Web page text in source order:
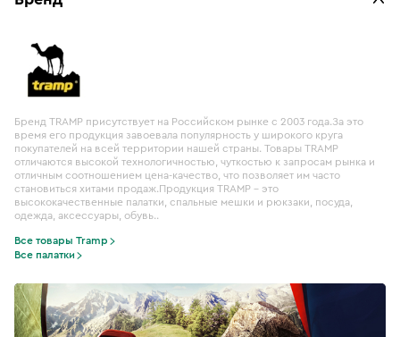
Бренд TRAMP присутствует на Российском рынке с 2003 года.За это
время его продукция завоевала популярность у широкого круга
покупателей на всей территории нашей страны. Товары TRAMP
отличаются высокой технологичностью, чуткостью к запросам рынка и
отличным соотношением цена-качество, что позволяет им часто
становиться хитами продаж.Продукция TRAMP – это
высококачественные палатки, спальные мешки и рюкзаки, посуда,
одежда, аксессуары, обувь..
Все товары Tramp
Все палатки